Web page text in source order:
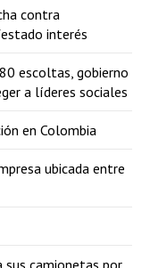
contra
interés
escoltas, gobierno
a líderes sociales
en Colombia
ubicada entre
sus camionetas por